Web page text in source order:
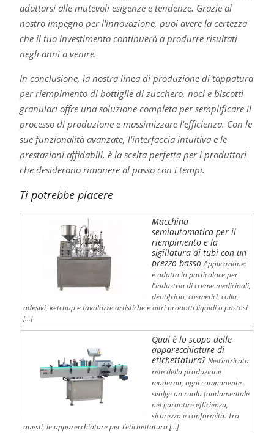
adattarsi alle mutevoli esigenze e tendenze. Grazie al
nostro impegno per l'innovazione, puoi avere la certezza
che il tuo investimento continuerà a produrre risultati
negli anni a venire.
In conclusione, la nostra linea di produzione di tappatura
per riempimento di bottiglie di zucchero, noci e biscotti
granulari offre una soluzione completa per semplificare il
processo di produzione e massimizzare l'efficienza. Con le
sue funzionalità avanzate, l'interfaccia intuitiva e le
prestazioni affidabili, è la scelta perfetta per i produttori
che desiderano rimanere al passo con i tempi.
Ti potrebbe piacere
Macchina
semiautomatica per il
riempimento e la
sigillatura di tubi con un
prezzo basso Applicazione:
è adatto in particolare per
l'industria di creme medicinali,
dentifricio, cosmetici, colla,
adesivi, ketchup e tavolozze artistiche e altri prodotti liquidi o pastosi
[…]
Qual è lo scopo delle
apparecchiature di
etichettatura? Nell’intricata
rete della produzione
moderna, ogni componente
svolge un ruolo fondamentale
nel garantire efficienza,
sicurezza e conformità. Tra
questi, le apparecchiature per l’etichettatura […]